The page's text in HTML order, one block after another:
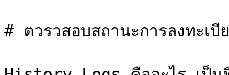
# ตวรวสอบสถานะการลงทะเ